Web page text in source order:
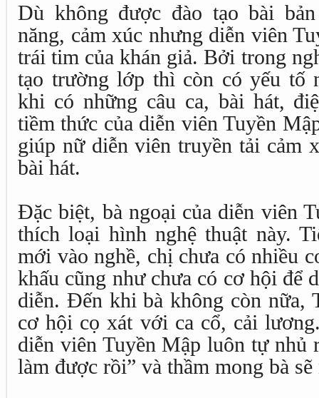
Dù không được đào tạo bài
năng, cảm xúc nhưng diễn viên
trái tim của khán giả. Bởi trong
tạo trường lớp thì còn có yếu tố
khi có những câu ca, bài hát,
tiềm thức của diễn viên Tuyền
giúp nữ diễn viên truyền tải cảm
bài hát.
Đặc biệt, bà ngoại của diễn viên
thích loại hình nghệ thuật này.
mới vào nghề, chị chưa có nhiều
khấu cũng như chưa có cơ hội để
diễn. Đến khi bà không còn nữa,
cơ hội cọ xát với ca cổ, cải
diễn viên Tuyền Mập luôn tự nhủ
làm được rồi” và thầm mong bà sẽ